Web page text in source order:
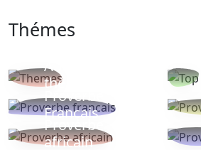
Thémes
Autres
thèmes
Proverbe
Français
Proverbe
africain